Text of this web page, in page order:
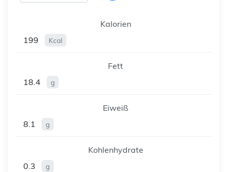
Kalorien
199
Kcal
Fett
18.4
g
Eiweiß
8.1
g
Kohlenhydrate
0.3
g